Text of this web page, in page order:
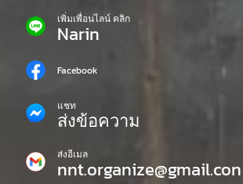
เพิ่มเพื่อนไลน์ คลิก
Narin
Facebook
แชท
ส่งข้อความ
ส่งอีเมล
nnt.organize@gmail.con